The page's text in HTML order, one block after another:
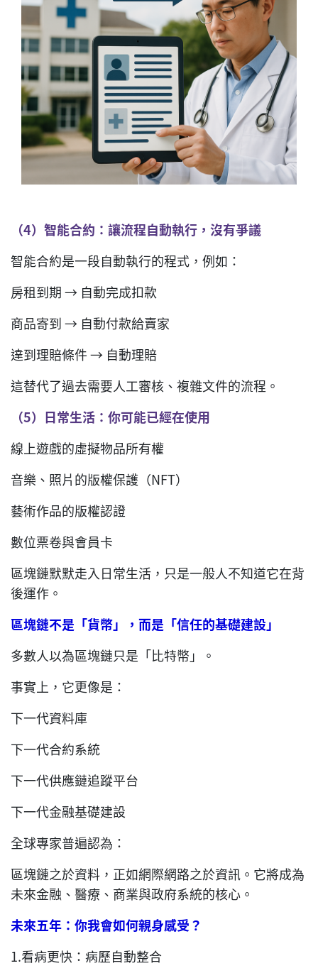
（4）智能合約：讓流程自動執行，沒有爭議
智能合約是一段自動執行的程式，例如：
房租到期 → 自動完成扣款
商品寄到 → 自動付款給賣家
達到理賠條件 → 自動理賠
這替代了過去需要人工審核、複雜文件的流程。
（5）日常生活：你可能已經在使用
線上遊戲的虛擬物品所有權
音樂、照片的版權保護（NFT）
藝術作品的版權認證
數位票卷與會員卡
區塊鏈默默走入日常生活，只是一般人不知道它在背
後運作。
區塊鏈不是「貨幣」，而是「信任的基礎建設」
多數人以為區塊鏈只是「比特幣」。
事實上，它更像是：
下一代資料庫
下一代合約系統
下一代供應鏈追蹤平台
下一代金融基礎建設
全球專家普遍認為：
區塊鏈之於資料，正如網際網路之於資訊。它將成為
未來金融、醫療、商業與政府系統的核心。
未來五年：你我會如何親身感受？
1.看病更快：病歷自動整合